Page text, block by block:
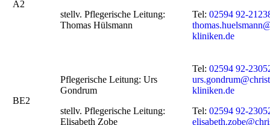
A2
stellv. Pflegerische Leitung:
Thomas Hülsmann
Tel: 02594 92-
kliniken.de
BE2
Pflegerische Leitung: Urs
Gondrum
stellv. Pflegerische Leitung:
Elisabeth Zobe
Tel: 02594 92-
kliniken.de
Tel: 02594 92-